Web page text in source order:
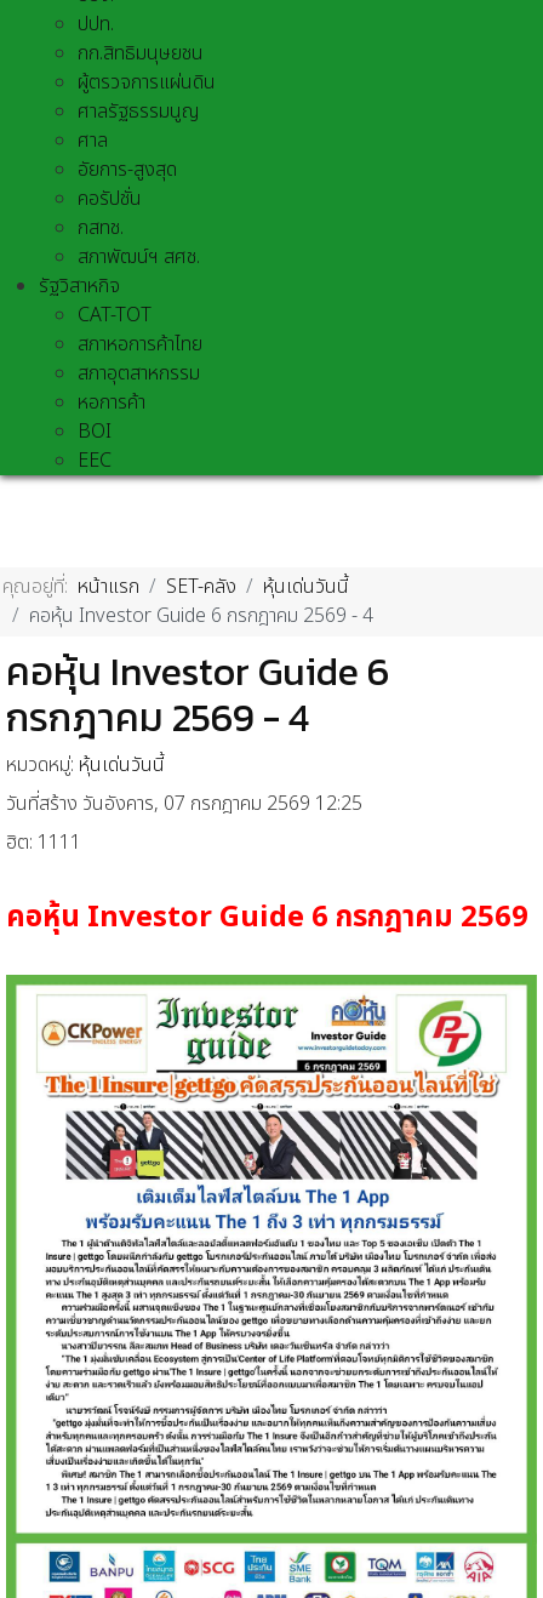
ปปท.
กก.สิทธิมนุษยชน
ผู้ตรวจการแผ่นดิน
ศาลรัฐธรรมนูญ
ศาล
อัยการ-สูงสุด
คอรัปชั่น
กสทช.
สภาพัฒน์ฯ สศช.
รัฐวิสาหกิจ
CAT-TOT
สภาหอการค้าไทย
สภาอุตสาหกรรม
หอการค้า
BOI
EEC
คุณอยู่ที่: หน้าแรก SET-คลัง
หุ้นเด่นวันนี้
คอหุ้น Investor Guide 6 กรกฎาคม 2569 - 4
คอหุ้น Investor Guide 6
กรกฎาคม 2569 - 4
หมวดหมู่: หุ้นเด่นวันนี้
วันที่สร้าง วันอังคาร, 07 กรกฎาคม 2569 12:25
ฮิต: 1111
คอหุ้น Investor Guide 6 กรกฎาคม 2569